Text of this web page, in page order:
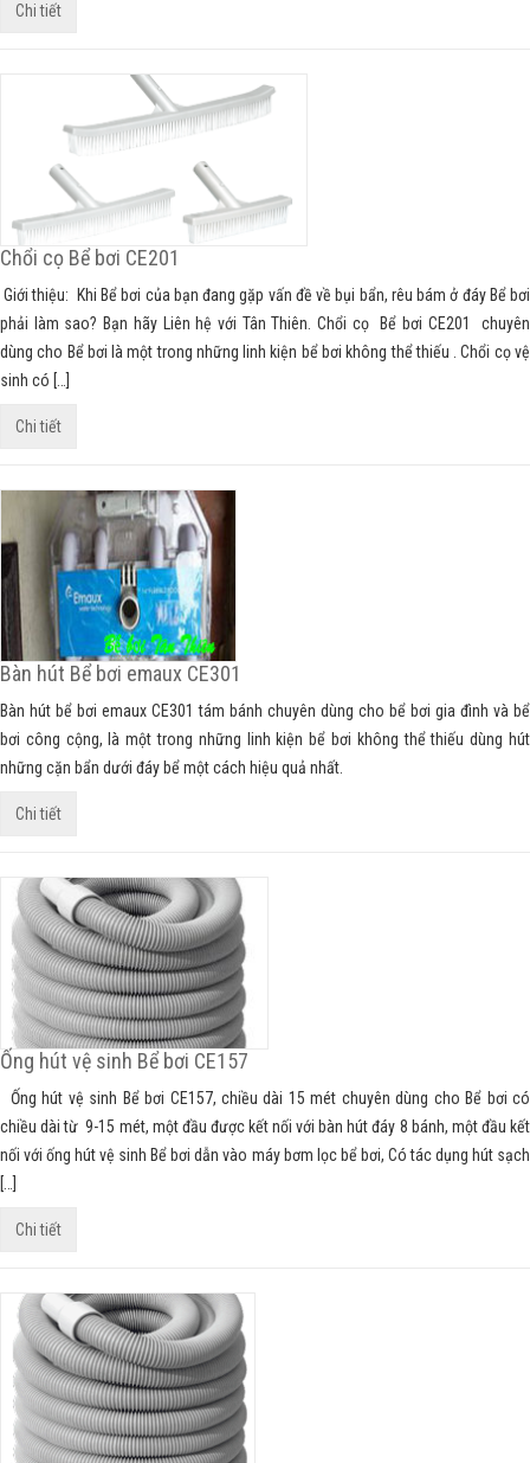
Chi tiết
Chổi cọ Bể bơi CE201
Giới thiệu: Khi Bể bơi của bạn đang gặp vấn đề về bụi bẩn, rêu bám ở đáy Bể bơi
phải làm sao? Bạn hãy Liên hệ với Tân Thiên. Chổi cọ Bể bơi CE201 chuyên
dùng cho Bể bơi là một trong những linh kiện bể bơi không thể thiếu . Chổi cọ vệ
sinh có […]
Chi tiết
Bàn hút Bể bơi emaux CE301
Bàn hút bể bơi emaux CE301 tám bánh chuyên dùng cho bể bơi gia đình và bể
bơi công cộng, là một trong những linh kiện bể bơi không thể thiếu dùng hút
những cặn bẩn dưới đáy bể một cách hiệu quả nhất.
Chi tiết
Ống hút vệ sinh Bể bơi CE157
Ống hút vệ sinh Bể bơi CE157, chiều dài 15 mét chuyên dùng cho Bể bơi có
chiều dài từ 9-15 mét, một đầu được kết nối với bàn hút đáy 8 bánh, một đầu kết
nối với ống hút vệ sinh Bể bơi dẫn vào máy bơm lọc bể bơi, Có tác dụng hút sạch
[…]
Chi tiết